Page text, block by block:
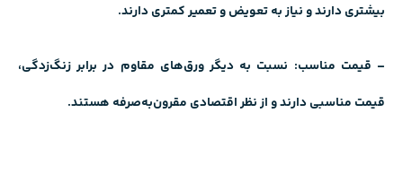
بیشتری دارند و نیاز به تعویض و تعمیر کمتری دارند.
– قیمت مناسب: نسبت به دیگر ورق‌های مقاوم در برابر زنگ‌زدگی،
قیمت مناسبی دارند و از نظر اقتصادی مقرون‌به‌صرفه هستند.